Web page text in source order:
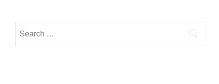
for: